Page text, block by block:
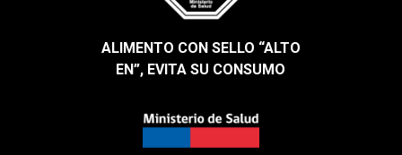
ALIMENTO CON SELLO “ALTO
EN”, EVITA SU CONSUMO​